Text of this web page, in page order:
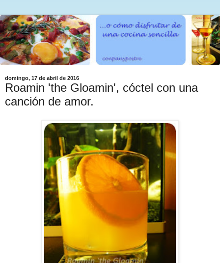
domingo, 17 de abril de 2016
Roamin 'the Gloamin', cóctel con una
canción de amor.